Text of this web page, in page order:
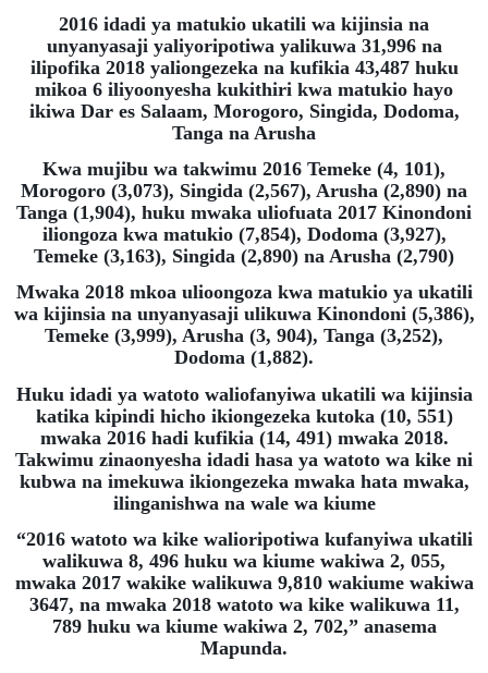
2016 idadi ya matukio ukatili wa kijinsia na
unyanyasaji yaliyoripotiwa yalikuwa 31,996 na
ilipofika 2018 yaliongezeka na kufikia 43,487 huku
mikoa 6 iliyoonyesha kukithiri kwa matukio hayo
ikiwa Dar es Salaam, Morogoro, Singida, Dodoma,
Tanga na Arusha
Kwa mujibu wa takwimu 2016 Temeke (4, 101),
Morogoro (3,073), Singida (2,567), Arusha (2,890) na
Tanga (1,904), huku mwaka uliofuata 2017 Kinondoni
iliongoza kwa matukio (7,854), Dodoma (3,927),
Temeke (3,163), Singida (2,890) na Arusha (2,790)
Mwaka 2018 mkoa ulioongoza kwa matukio ya ukatili
wa kijinsia na unyanyasaji ulikuwa Kinondoni (5,386),
Temeke (3,999), Arusha (3, 904), Tanga (3,252),
Dodoma (1,882).
Huku idadi ya watoto waliofanyiwa ukatili wa kijinsia
katika kipindi hicho ikiongezeka kutoka (10, 551)
mwaka 2016 hadi kufikia (14, 491) mwaka 2018.
Takwimu zinaonyesha idadi hasa ya watoto wa kike ni
kubwa na imekuwa ikiongezeka mwaka hata mwaka,
ilinganishwa na wale wa kiume
“2016 watoto wa kike walioripotiwa kufanyiwa ukatili
walikuwa 8, 496 huku wa kiume wakiwa 2, 055,
mwaka 2017 wakike walikuwa 9,810 wakiume wakiwa
3647, na mwaka 2018 watoto wa kike walikuwa 11,
789 huku wa kiume wakiwa 2, 702,” anasema
Mapunda.